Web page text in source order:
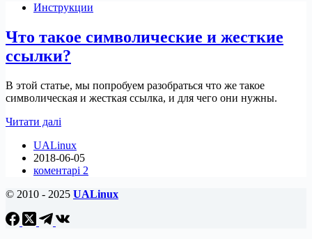
Инструкции
Что такое символические и жесткие
ссылки?
В этой статье, мы попробуем разобраться что же такое
символическая и жесткая ссылка, и для чего они нужны.
Читати далі
символические
и
жесткие
UALinux
2018-06-05
коментарі 2
© 2010 - 2025 UALinux